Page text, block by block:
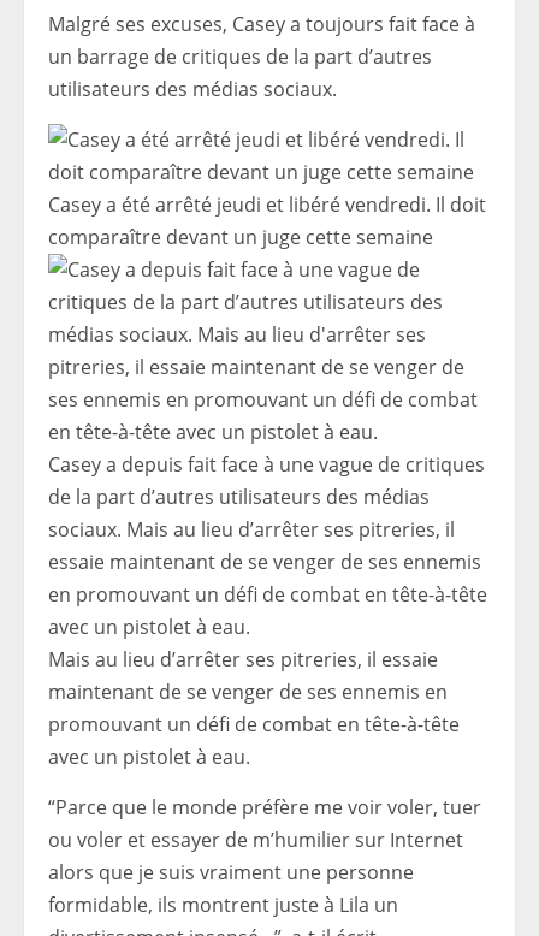
Malgré ses excuses, Casey a toujours fait face à
un barrage de critiques de la part d’autres
utilisateurs des médias sociaux.
Casey a été arrêté jeudi et libéré vendredi. Il doit
comparaître devant un juge cette semaine
Casey a depuis fait face à une vague de critiques
de la part d’autres utilisateurs des médias
sociaux. Mais au lieu d’arrêter ses pitreries, il
essaie maintenant de se venger de ses ennemis
en promouvant un défi de combat en tête-à-tête
avec un pistolet à eau.
Mais au lieu d’arrêter ses pitreries, il essaie
maintenant de se venger de ses ennemis en
promouvant un défi de combat en tête-à-tête
avec un pistolet à eau.
“Parce que le monde préfère me voir voler, tuer
ou voler et essayer de m’humilier sur Internet
alors que je suis vraiment une personne
formidable, ils montrent juste à Lila un